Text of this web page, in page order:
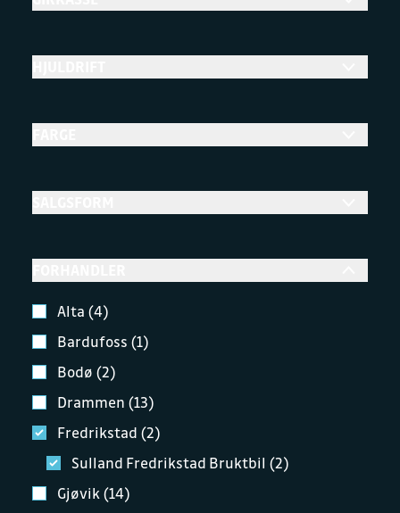
Alta (4)
Bardufoss (1)
Bodø (2)
Drammen (13)
Fredrikstad (2)
Sulland Fredrikstad Bruktbil (2)
Gjøvik (14)